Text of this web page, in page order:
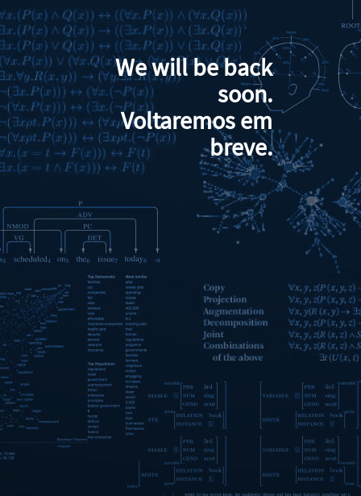
We will be back
soon.
Voltaremos em
breve.